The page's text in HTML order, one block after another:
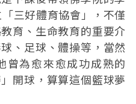
三好體育協會」，不僅
育、生命教育的重要介
、足球、體操等，當然
曾為愈來愈成功成熟的
開球，算算這個籃球夢